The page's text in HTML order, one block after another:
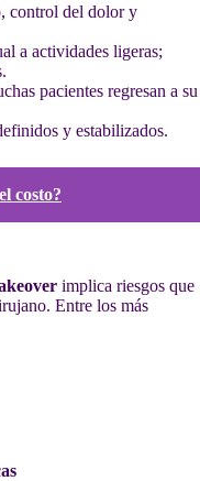
control del dolor y
a actividades ligeras;
pacientes regresan a su
y estabilizados.
costo?
implica riesgos que
Entre los más